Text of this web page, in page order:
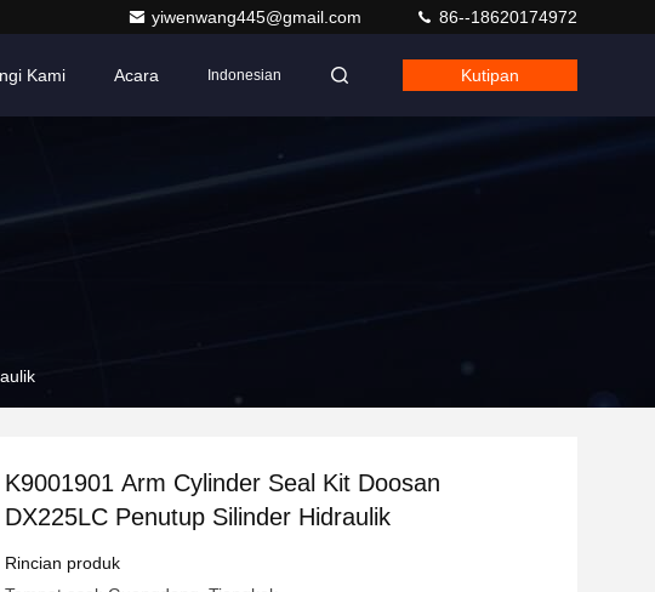
yiwenwang445@gmail.com 86--18620174972
Kami Acara Indonesian Kutipan
K9001901 Arm Cylinder Seal Kit Doosan
DX225LC Penutup Silinder Hidraulik
Rincian produk